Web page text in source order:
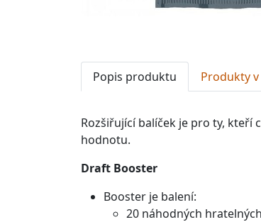
Popis produktu Produkty
Rozšiřující balíček je pro ty, kteří
hodnotu.
Draft Booster
Booster je balení:
20 náhodných